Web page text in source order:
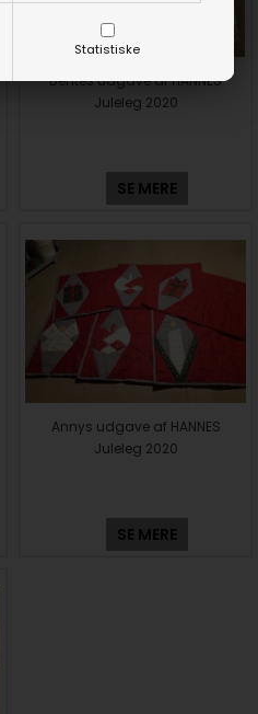
Statistiske
Bentes udgave af HANNES
Juleleg 2020
SE MERE
Annys udgave af HANNES
Juleleg 2020
SE MERE